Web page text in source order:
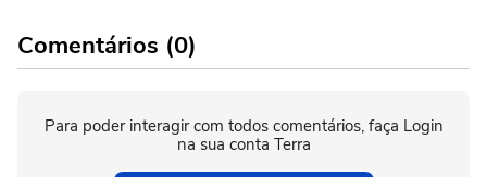
Comentários (0)
Para poder interagir com todos comentários, faça Login
na sua conta Terra